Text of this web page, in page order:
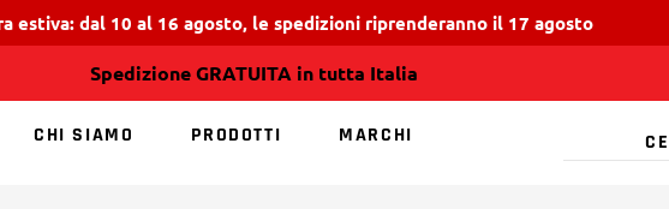
estiva: dal 10 al 16 agosto, le spedizioni riprenderanno il 17 agosto
Spedizione GRATUITA in tutta Italia
CHI SIAMO PRODOTTI MARCHI